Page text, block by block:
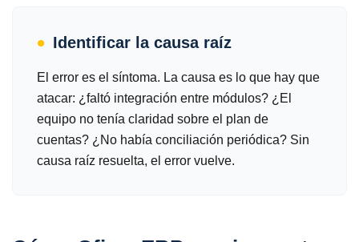
Identificar la causa raíz
El error es el síntoma. La causa es lo que hay que
atacar: ¿faltó integración entre módulos? ¿El
equipo no tenía claridad sobre el plan de
cuentas? ¿No había conciliación periódica? Sin
causa raíz resuelta, el error vuelve.